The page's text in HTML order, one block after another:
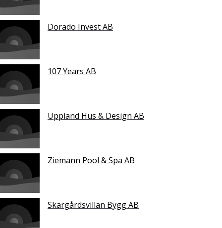
Dorado Invest AB
107 Years AB
Uppland Hus & Design AB
Ziemann Pool & Spa AB
Skärgårdsvillan Bygg AB